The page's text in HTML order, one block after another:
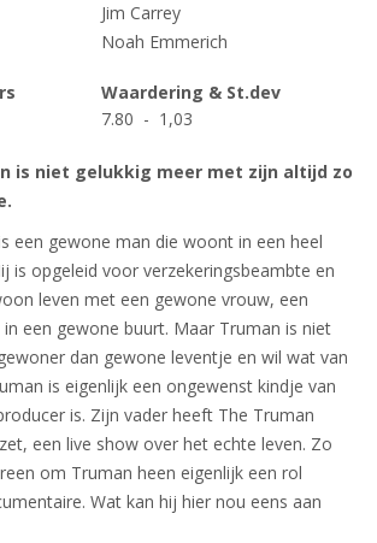
Jim Carrey
Noah Emmerich
Waardering & St.dev
7.80 - 1,03
is niet gelukkig meer met zijn altijd zo
een gewone man die woont in een heel
is opgeleid voor verzekeringsbeambte en
leven met een gewone vrouw, een
in een gewone buurt. Maar Truman is niet
dan gewone leventje en wil wat van
is eigenlijk een ongewenst kindje van
is. Zijn vader heeft The Truman
een live show over het echte leven. Zo
om Truman heen eigenlijk een rol
Wat kan hij hier nou eens aan